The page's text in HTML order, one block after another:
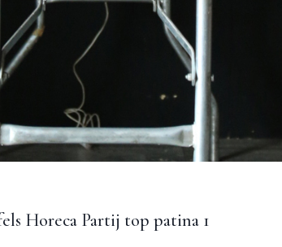
Horeca Partij top patina 1